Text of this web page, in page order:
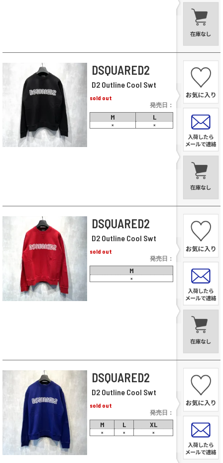
DSQUARED2
D2 Outline Cool Swt
sold out
発売日：
M L
× ×
DSQUARED2
D2 Outline Cool Swt
sold out
発売日：
M
×
DSQUARED2
D2 Outline Cool Swt
sold out
発売日：
M L XL
× × ×